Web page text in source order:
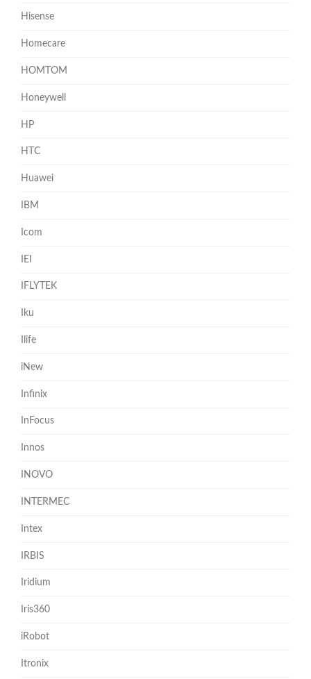
Hisense
Homecare
HOMTOM
Honeywell
HP
HTC
Huawei
IBM
Icom
IEI
IFLYTEK
Iku
Ilife
iNew
Infinix
InFocus
Innos
INOVO
INTERMEC
Intex
IRBIS
Iridium
Iris360
iRobot
Itronix